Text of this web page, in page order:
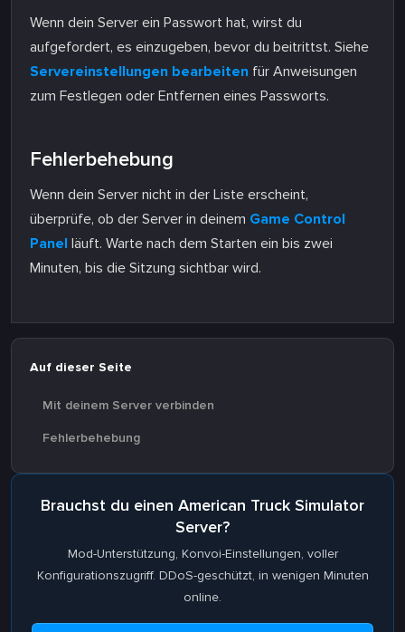
Wenn dein Server ein Passwort hat, wirst du
aufgefordert, es einzugeben, bevor du beitrittst. Siehe
Servereinstellungen bearbeiten für Anweisungen
zum Festlegen oder Entfernen eines Passworts.
Fehlerbehebung
Wenn dein Server nicht in der Liste erscheint,
überprüfe, ob der Server in deinem Game Control
Panel läuft. Warte nach dem Starten ein bis zwei
Minuten, bis die Sitzung sichtbar wird.
Auf dieser Seite
Mit deinem Server verbinden
Fehlerbehebung
Brauchst du einen American Truck Simulator
Server?
Mod-Unterstützung, Konvoi-Einstellungen, voller
Konfigurationszugriff. DDoS-geschützt, in wenigen Minuten
online.